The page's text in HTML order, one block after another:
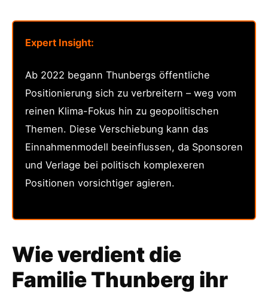
Expert Insight:
Ab 2022 begann Thunbergs öffentliche
Positionierung sich zu verbreitern – weg vom
reinen Klima-Fokus hin zu geopolitischen
Themen. Diese Verschiebung kann das
Einnahmenmodell beeinflussen, da Sponsoren
und Verlage bei politisch komplexeren
Positionen vorsichtiger agieren.
Wie verdient die
Familie Thunberg ihr